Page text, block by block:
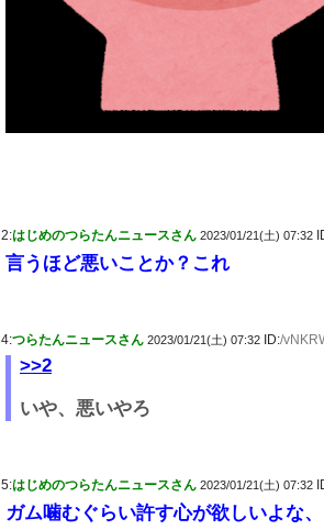
2:はじめのつらたんニュースさん 2023/01/21(土) 07:32
言うほど悪いことか？これ
4:つらたんニュースさん 2023/01/21(土) 07:32 ID:/
>>2
いや、悪いやろ
5:はじめのつらたんニュースさん 2023/01/21(土) 07:32
ガム噛むぐらい許す心が欲しいよな